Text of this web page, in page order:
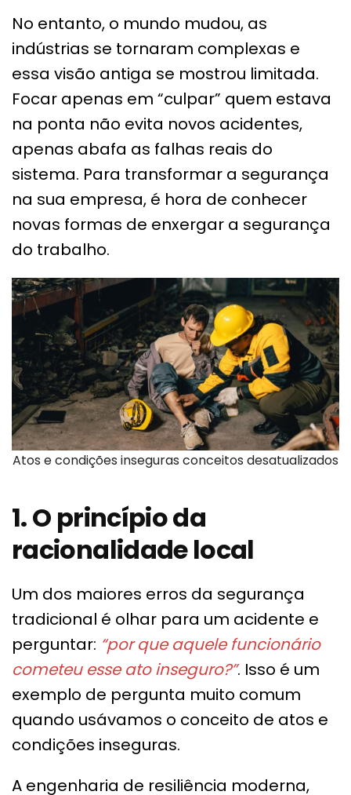
No entanto, o mundo mudou, as
indústrias se tornaram complexas e
essa visão antiga se mostrou limitada.
Focar apenas em “culpar” quem estava
na ponta não evita novos acidentes,
apenas abafa as falhas reais do
sistema. Para transformar a segurança
na sua empresa, é hora de conhecer
novas formas de enxergar a segurança
do trabalho.
Atos e condições inseguras conceitos desatualizados
1. O princípio da
racionalidade local
Um dos maiores erros da segurança
tradicional é olhar para um acidente e
perguntar: “por que aquele funcionário
cometeu esse ato inseguro?”. Isso é um
exemplo de pergunta muito comum
quando usávamos o conceito de atos e
condições inseguras.
A engenharia de resiliência moderna,